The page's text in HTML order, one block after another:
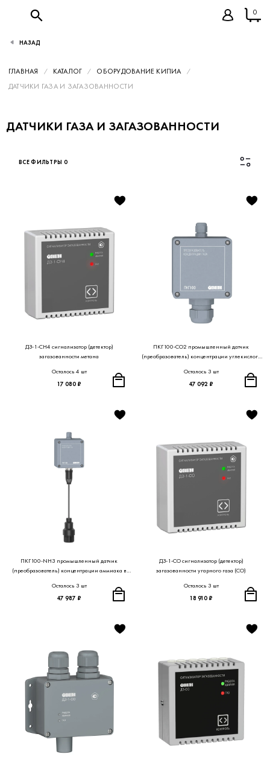
0
ГЛАВНАЯ КАТАЛОГ
ОБОРУДОВАНИЕ КИПИА
ДАТЧИКИ ГАЗА И ЗАГАЗОВАННОСТИ
ДАТЧИКИ ГАЗА И ЗАГАЗОВАННОСТИ
ВСЕ ФИЛЬТРЫ 0
ДЗ-1-СН4 сигнализатор (детектор)
загазованности метана
Осталось 4 шт
17 080 ₽
ПКГ100-СО2 промышленный датчик
(преобразователь) концентрации углекислого
Осталось 3 шт
47 092 ₽
ПКГ100-NH3 промышленный датчик
(преобразователь) концентрации аммиака в
Осталось 3 шт
47 987 ₽
ДЗ-1-СO сигнализатор (детектор)
загазованности угарного газа (СО)
Осталось 3 шт
18 910 ₽
НАЗАД